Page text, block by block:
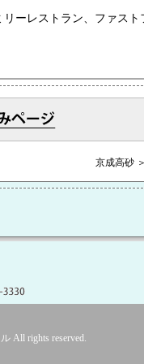
ーレストラン、ファスト
京成高砂
All rights reserved.